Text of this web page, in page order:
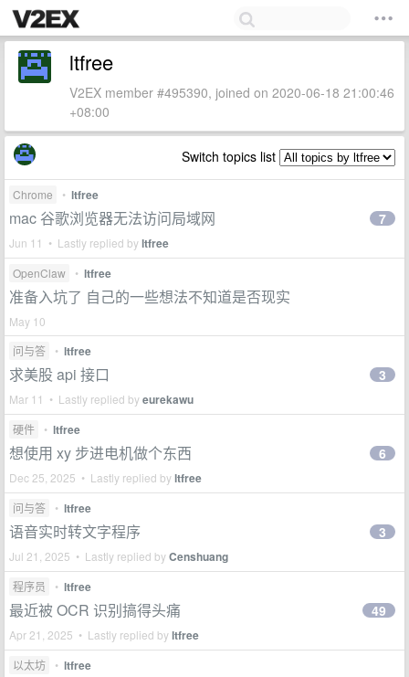
ltfree
V2EX member #495390, joined on 2020-06-18 21:00:46
+08:00
Switch topics list
Chrome • ltfree
mac 谷歌浏览器无法访问局域网
Jun 11 • Lastly replied byltfree
7
OpenClaw • ltfree
准备入坑了 自己的一些想法不知道是否现实
May 10
问与答
• ltfree
求美股 api 接口
Mar 11 • Lastly replied byeurekawu
3
硬件 • ltfree
想使用 xy 步进电机做个东西
Dec 25, 2025 • Lastly replied byltfree
6
问与答 • ltfree
语音实时转文字程序
Jul 21, 2025 • Lastly replied byCenshuang
3
程序员 • ltfree
最近被 OCR 识别搞得头痛
Apr 21, 2025 • Lastly replied byltfree
49
以太坊 • ltfree